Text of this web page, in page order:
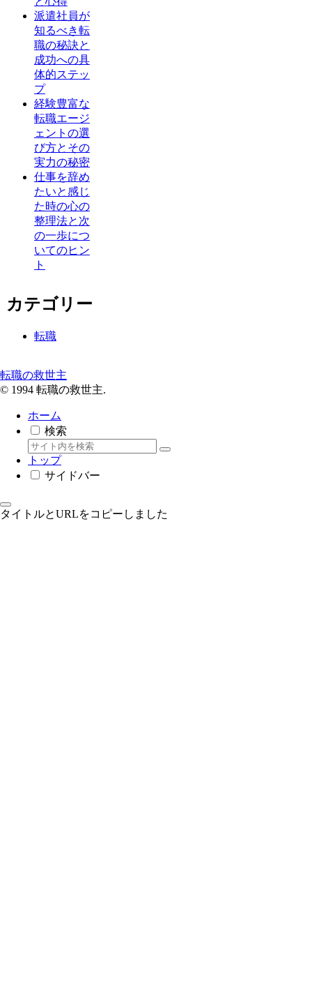
派遣社員が
知るべき転
職の秘訣と
成功への具
体的ステッ
プ
経験豊富な
転職エージ
ェントの選
び方とその
実力の秘密
仕事を辞め
たいと感じ
た時の心の
整理法と次
の一歩につ
いてのヒン
ト
カテゴリー
転職
転職の救世主
© 1994 転職の救世主.
ホーム
検索
トップ
サイドバー
タイトルとURLをコピーしました